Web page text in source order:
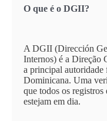
O que é o DGII?
A DGII (Dirección
Internos) é a Direção
a principal autoridade
Dominicana. Uma
que todos os
estejam em dia.